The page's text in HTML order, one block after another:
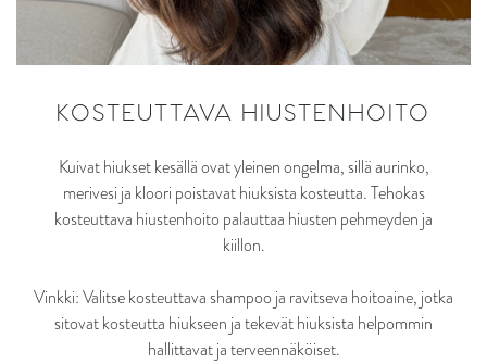
KOSTEUTTAVA HIUSTENHOITO
Kuivat hiukset kesällä ovat yleinen ongelma, sillä aurinko,
merivesi ja kloori poistavat hiuksista kosteutta. Tehokas
kosteuttava hiustenhoito palauttaa hiusten pehmeyden ja
kiillon.
Vinkki: Valitse kosteuttava shampoo ja ravitseva hoitoaine, jotka
sitovat kosteutta hiukseen ja tekevät hiuksista helpommin
hallittavat ja terveennäköiset.